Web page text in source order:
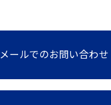
メールでのお問い合わせ